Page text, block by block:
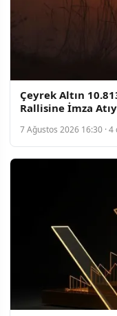
Çeyrek Altın
Rallisine İmza
7 Ağustos 2026 16:30 · 4